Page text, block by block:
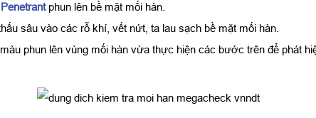
phun lên bề mặt mối hàn.
sâu vào các rỗ khí, vết nứt, ta lau sạch bề mặt mối hàn.
phun lên vùng mối hàn vừa thực hiện các bước trên để phát